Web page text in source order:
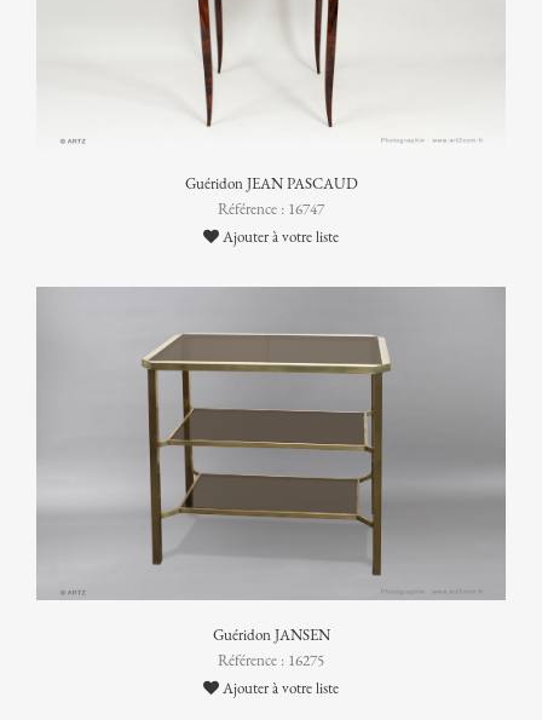
Guéridon JEAN PASCAUD
Référence : 16747
Ajouter à votre liste
Guéridon JANSEN
Référence : 16275
Ajouter à votre liste